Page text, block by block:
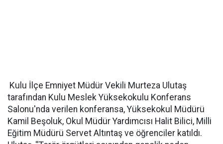
Kulu İlçe Emniyet Müdür Vekili Murteza Ulutaş
tarafından Kulu Meslek Yüksekokulu Konferans
Salonu'nda verilen konferansa, Yüksekokul Müdürü
Kamil Beşoluk, Okul Müdür Yardımcısı Halit Bilici, Milli
Eğitim Müdürü Servet Altıntaş ve öğrenciler katıldı.